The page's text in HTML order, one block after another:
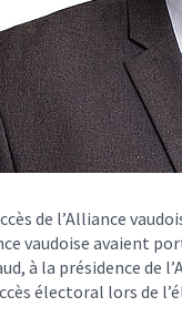
de l’Alliance
vaudoise avaient
à la présidence de
électoral lors de